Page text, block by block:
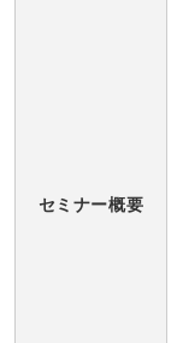
セミナー概要